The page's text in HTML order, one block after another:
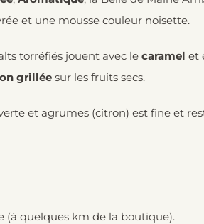
et une mousse couleur noisette.
torréfiés jouent avec le caramel et
grillée sur les fruits secs.
et agrumes (citron) est fine et
(à quelques km de la boutique).